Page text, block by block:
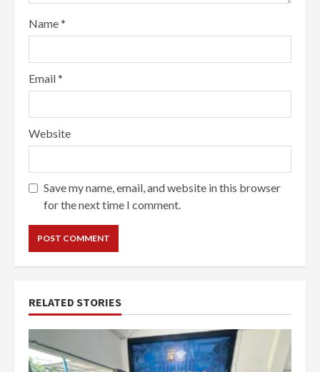
Name*
Email*
Website
Save my name, email, and website in this browser
for the next time I comment.
RELATED STORIES